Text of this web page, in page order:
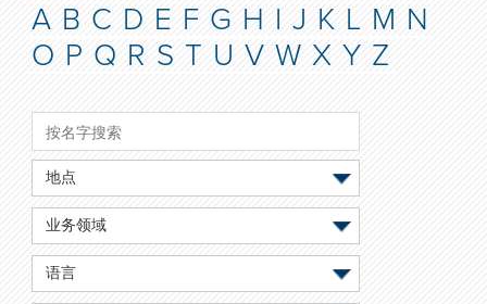
A B C D E F G H I J K L M N
O P Q R S T U V W X Y Z
地点
业务领域
语言